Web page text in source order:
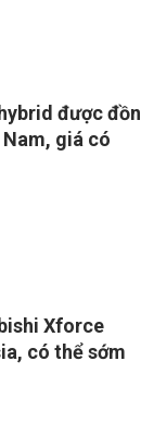
được đồn
giá có
Xforce
có thể sớm